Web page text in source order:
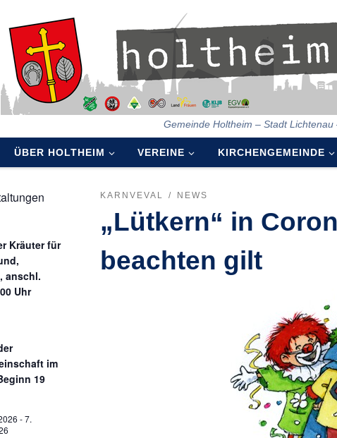
Gemeinde Holtheim – Stadt Lichtenau
ÜBER HOLTHEIM VEREINE KIRCHENGEMEINDE
KARNVEVAL NEWS
„Lütkern“ in
beachten gilt
Kräuter für
anschl.
Uhr
im
19
-7.